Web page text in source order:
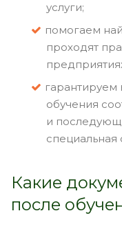
услуги;
помогаем
проходят
гарантируем
обучения
и
специальная
Какие
после